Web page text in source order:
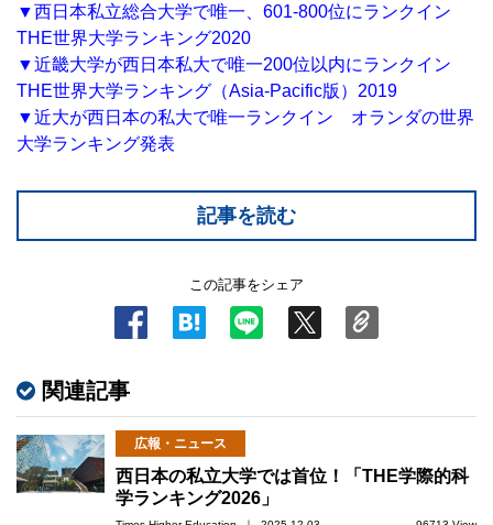
▼西日本私立総合大学で唯一、601-800位にランクイン
THE世界大学ランキング2020
▼近畿大学が西日本私大で唯一200位以内にランクイン
THE世界大学ランキング（Asia-Pacific版）2019
▼近大が西日本の私大で唯一ランクイン オランダの世界
大学ランキング発表
記事を読む
この記事をシェア
関連記事
広報・ニュース
西日本の私立大学では首位！「THE学際的科
学ランキング2026」